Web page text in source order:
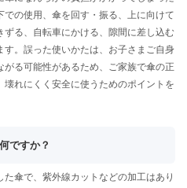
の使用、傘を回す・振る、上に向けて
る、自転車にかける、隙間に差し込む
す。誤った使いかたは、お子さまご自身
る可能性があるため、ご家族で傘の正
壊れにくく安全に使うためのポイントを
ですか？
傘で、紫外線カットなどの加工はあり